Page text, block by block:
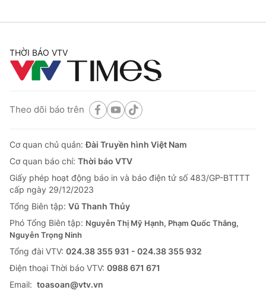
THỜI BÁO VTV
Theo dõi báo trên
Cơ quan chủ quản:Đài Truyền hình Việt Nam
Cơ quan báo chí: Thời báo VTV
Giấy phép hoạt động báo in và báo điện tử số 483/GP-BTTTT
cấp ngày 29/12/2023
Tổng Biên tập: Vũ Thanh Thủy
Phó Tổng Biên tập: Nguyễn Thị Mỹ Hạnh, Phạm Quốc Thắng,
Nguyễn Trọng Ninh
Tổng đài VTV: 024.38 355 931 - 024.38 355 932
Ðiện thoại Thời báo VTV: 0988 671 671
Email: toasoan@vtv.vn